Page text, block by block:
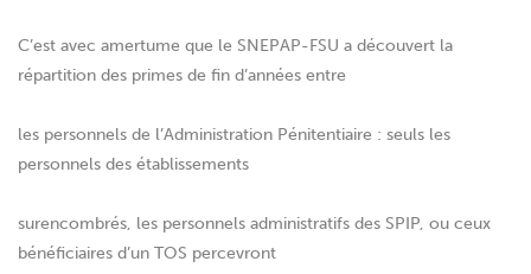
C’est avec amertume que le SNEPAP-FSU a découvert la
répartition des primes de fin d’années entre
les personnels de l’Administration Pénitentiaire : seuls les
personnels des établissements
surencombrés, les personnels administratifs des SPIP, ou ceux
bénéficiaires d’un TOS percevront